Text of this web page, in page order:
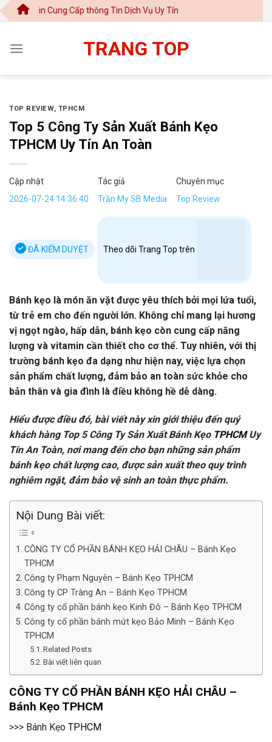
Chuyển
đến
dung
Cung Cấp thông Tin Dịch Vụ Uy Tín
TRANG TOP
TOP REVIEW, TPHCM
Top 5 Công Ty Sản Xuất Bánh Kẹo
TPHCM Uy Tín An Toàn
Cập nhật
2026-07-24 14:36:40
Tác giả
Trần My SB Media
Chuyên mục
Top Review
ĐÃ KIỂM DUYỆT Theo dõi Trang Top trên
Bánh kẹo là món ăn vặt được yêu thích bởi mọi lứa tuổi,
từ trẻ em cho đến người lớn. Không chỉ mang lại hương
vị ngọt ngào, hấp dẫn, bánh kẹo còn cung cấp năng
lượng và vitamin cần thiết cho cơ thể. Tuy nhiên, với thị
trường bánh kẹo đa dạng như hiện nay, việc lựa chọn
sản phẩm chất lượng, đảm bảo an toàn sức khỏe cho
bản thân và gia đình là điều không hề dễ dàng.
Hiểu được điều đó, bài viết này xin giới thiệu đến quý
khách hàng Top 5 Công Ty Sản Xuất Bánh Kẹo TPHCMUy
Tín An Toàn, nơi mang đến cho bạn những sản phẩm
bánh kẹo chất lượng cao, được sản xuất theo quy trình
nghiêm ngặt, đảm bảo vệ sinh an toàn thực phẩm.
Nội Dung Bài viết:
CÔNG TY CỔ PHẦN BÁNH KẸO HẢI CHÂU – Bánh Kẹo
TPHCM
Công ty Phạm Nguyên – Bánh Kẹo TPHCM
Công ty CP Tràng An – Bánh Kẹo TPHCM
Công ty cổ phần bánh kẹo Kinh Đô – Bánh Kẹo TPHCM
Công ty cổ phần bánh mứt kẹo Bảo Minh – Bánh Kẹo
TPHCM
Related Posts
Bài viết liên quan
CÔNG TY CỔ PHẦN BÁNH KẸO HẢI CHÂU –
Bánh Kẹo TPHCM
>>> Bánh Kẹo TPHCM